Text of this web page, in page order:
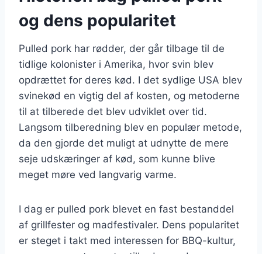
og dens popularitet
Pulled pork har rødder, der går tilbage til de
tidlige kolonister i Amerika, hvor svin blev
opdrættet for deres kød. I det sydlige USA blev
svinekød en vigtig del af kosten, og metoderne
til at tilberede det blev udviklet over tid.
Langsom tilberedning blev en populær metode,
da den gjorde det muligt at udnytte de mere
seje udskæringer af kød, som kunne blive
meget møre ved langvarig varme.
I dag er pulled pork blevet en fast bestanddel
af grillfester og madfestivaler. Dens popularitet
er steget i takt med interessen for BBQ-kultur,